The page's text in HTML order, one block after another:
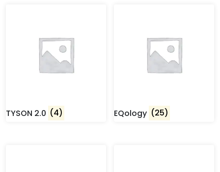
TYSON 2.0 (4) EQology (25)